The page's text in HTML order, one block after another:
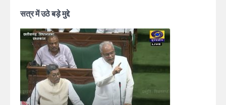
सत्र में उठे बड़े मुद्दे